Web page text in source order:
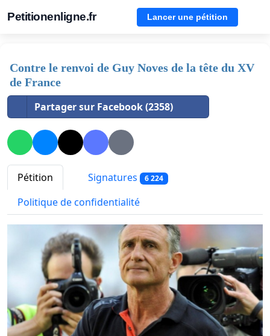
Petitionenligne.fr Lancer une pétition
Contre le renvoi de Guy Noves de la tête du XV
de France
Partager sur Facebook (2358)
Pétition Signatures 6 224
Politique de confidentialité